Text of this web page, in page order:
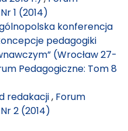
1 (2014)
konferencja
pedagogiki
(Wrocław 27-
Pedagogiczne: Tom 8
redakacji, Forum
2 (2014)